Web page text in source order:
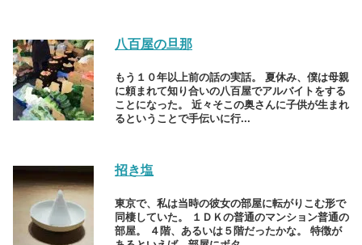
八百屋の旦那
もう１０年以上前の話の実話。 夏休み、僕は母親
に頼まれて知り合いの八百屋でアルバイトをする
ことになった。 近々そこの奥さんに子供が生まれ
るということで手伝いに行...
招き塩
東京で、私は当時の彼女の部屋に転がりこむ形で
同棲していた。 １ＤＫの普通のマンション普通の
部屋。 ４階、あるいは５階だったかな。 特徴が